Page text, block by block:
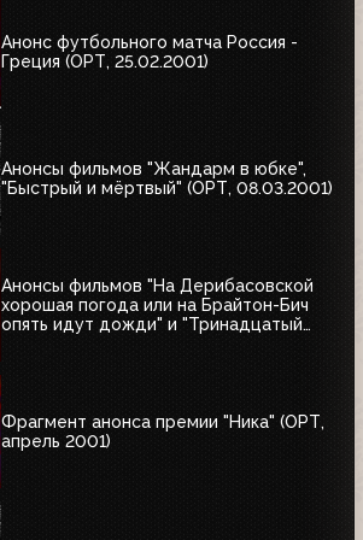
Анонс футбольного матча Россия -
Греция (ОРТ, 25.02.2001)
Анонсы фильмов "Жандарм в юбке",
"Быстрый и мёртвый" (ОРТ, 08.03.2001)
Анонсы фильмов "На Дерибасовской
хорошая погода или на Брайтон-Бич
опять идут дожди" и "Тринадцатый
Фрагмент анонса премии "Ника" (ОРТ,
апрель 2001)